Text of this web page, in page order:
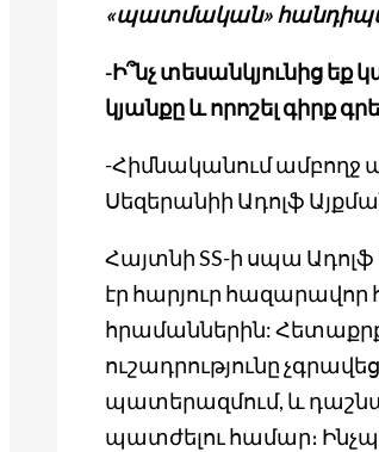
«պատմական»
-Ի՞նչ տեսանկյունից
կյանքը և որոշել գիրք
-Հիմնականում ամբողջ
Սեզերանիի Ադոլֆ
Հայտնի SS-ի սպա
էր հարյուր հազարավոր
հրամաններին:
ուշադրությունը
պատերազմում, և
պատժելու համար։